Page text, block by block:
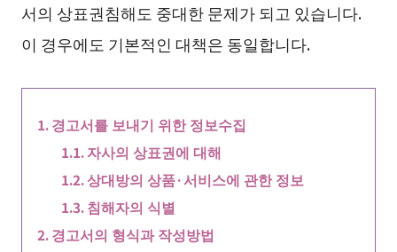
서의 상표권침해도 중대한 문제가 되고 있습니다.
이 경우에도 기본적인 대책은 동일합니다.
경고서를 보내기 위한 정보수집
자사의 상표권에 대해
상대방의 상품·서비스에 관한 정보
침해자의 식별
경고서의 형식과 작성방법